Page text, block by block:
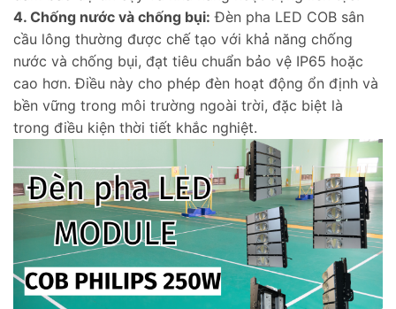
4. Chống nước và chống bụi: Đèn pha LED COB sân
cầu lông thường được chế tạo với khả năng chống
nước và chống bụi, đạt tiêu chuẩn bảo vệ IP65 hoặc
cao hơn. Điều này cho phép đèn hoạt động ổn định và
bền vững trong môi trường ngoài trời, đặc biệt là
trong điều kiện thời tiết khắc nghiệt.